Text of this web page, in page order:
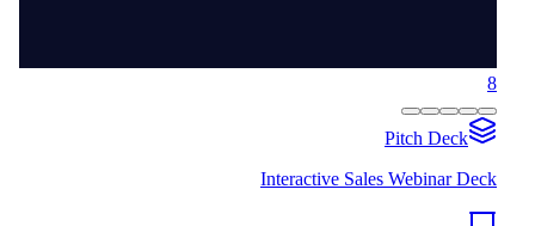
8
Pitch Deck
Interactive Sales Webinar Deck